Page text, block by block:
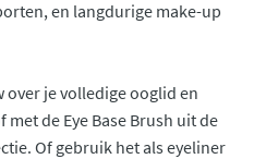
en langdurige make-up
over je volledige ooglid en
de Eye Base Brush uit de
Of gebruik het als eyeliner